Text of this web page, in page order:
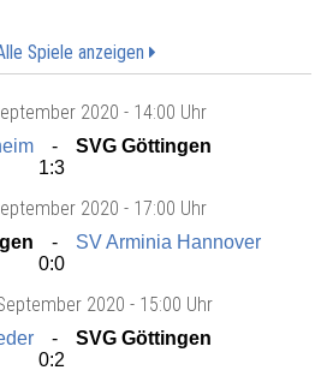
Spiele anzeigen
2020 - 14:00 Uhr
SVG Göttingen
1:3
2020 - 17:00 Uhr
SV Arminia Hannover
0:0
2020 - 15:00 Uhr
SVG Göttingen
0:2